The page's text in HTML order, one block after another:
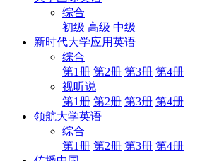
综合
初级 高级 中级
新时代大学应用英语
综合
第1册 第2册 第3册 第4册
视听说
第1册 第2册 第3册 第4册
领航大学英语
综合
第1册 第2册 第3册 第4册